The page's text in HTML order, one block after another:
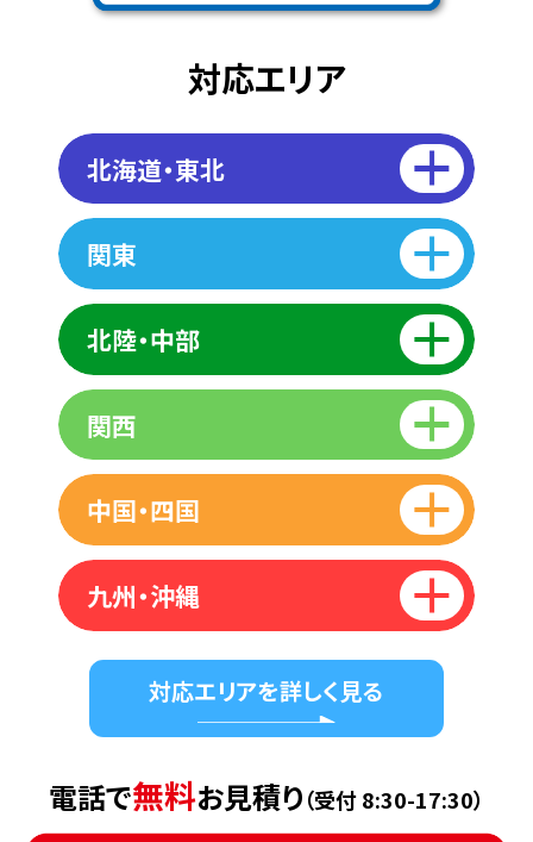
対応エリア
北海道・東北
関東
北陸・中部
関西
中国・四国
九州・沖縄
対応エリアを詳しく見る
電話で無料お見積り（受付 8:30-17:30）